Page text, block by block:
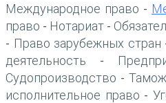
Международное право -
право - Нотариат -
- Право зарубежных стран
деятельность -
Судопроизводство -
исполнительное право -